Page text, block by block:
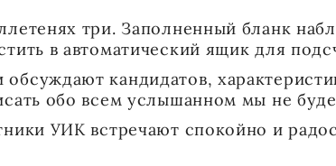
три. Заполненный бланк
в автоматический ящик для
кандидатов,
обо всем услышанном мы не
УИК встречают спокойно и